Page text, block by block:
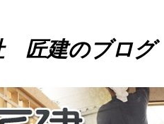
匠建のブログ